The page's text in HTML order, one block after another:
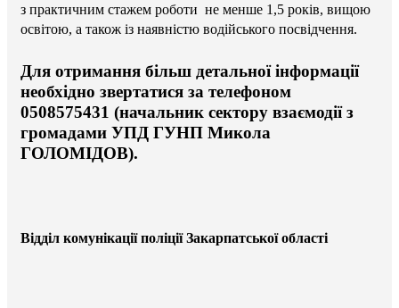
з практичним стажем роботи не менше 1,5 років, вищою
освітою, а також із наявністю водійського посвідчення.
Для отримання більш детальної інформації
необхідно звертатися за телефоном
0508575431 (начальник сектору взаємодії з
громадами УПД ГУНП Микола
ГОЛОМІДОВ).
Відділ комунікації поліції Закарпатської області